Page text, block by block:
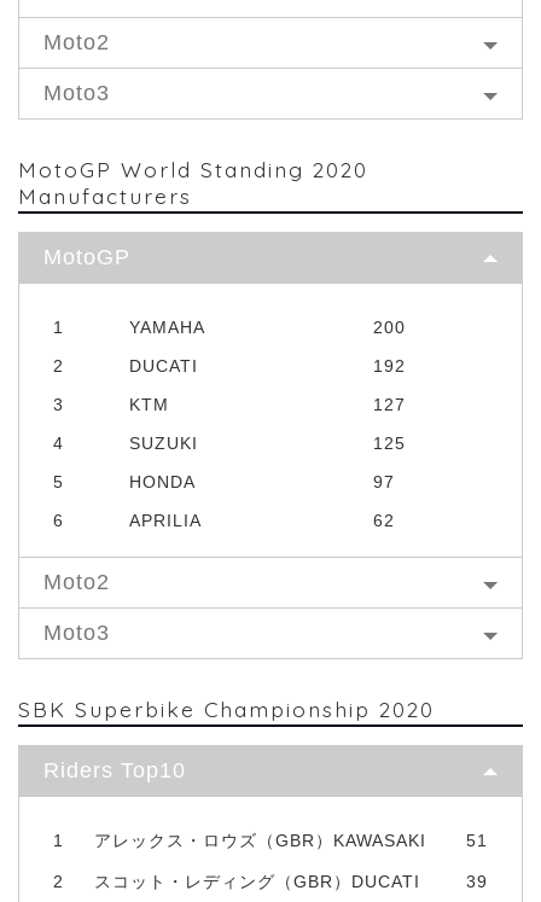
Moto2
Moto3
MotoGP World Standing 2020
Manufacturers
MotoGP
1 YAMAHA
200
2
DUCATI
192
3
KTM
127
4
SUZUKI
125
5
HONDA
97
6
APRILIA 62
Moto2
Moto3
SBK Superbike Championship 2020
Riders Top10
1 アレックス・ロウズ（GBR）KAWASAKI 51
2 スコット・レディング（GBR）DUCATI 39